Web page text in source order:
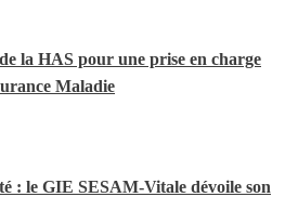
la HAS pour une prise en charge
Maladie
: le GIE SESAM-Vitale dévoile son